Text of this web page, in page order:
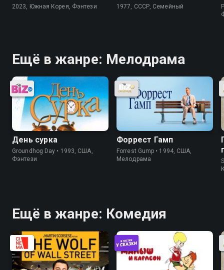
2023, Южная Корея, Фэнтези 1977, СССР, Семейный
Ещё в жанре: Мелодрама
День сурка
Groundhog Day • 1993, США,
Фэнтези
Форрест Гамп
Forrest Gump • 1994, США,
Мелодрама
Ещё в жанре: Комедия